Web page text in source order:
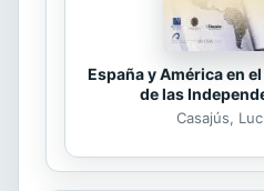
España y América en
de las
Casajús,